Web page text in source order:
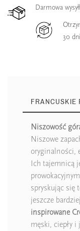
Darmowa
30
FRANCUSKIE
Niszowość
Niszowe
oryginalności,
Ich tajemnicą
spryskując się
jeszcze
inspirowane
męski, ciepły i